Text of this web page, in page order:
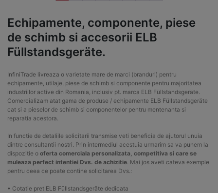
Echipamente, componente, piese
de schimb si accesorii ELB
Füllstandsgeräte.
InfiniTrade livreaza o varietate mare de marci (branduri) pentru
echipamente, utilaje, piese de schimb si componente pentru majoritatea
industriilor active din Romania, inclusiv pt. marca ELB Füllstandsgeräte.
Comercializam atat gama de produse / echipamente ELB Füllstandsgeräte
cat si a pieselor de schimb si componentelor pentru mentenanta si
reparatia acestora.
In functie de detaliile solicitarii transmise veti beneficia de ajutorul unuia
dintre consultantii nostri. Prin intermediul acestuia urmarim sa va punem la
dispozitie o oferta comerciala personalizata, competitiva si care se
muleaza perfect intentiei Dvs. de achizitie. Mai jos aveti cateva exemple
pentru ceea ce poate contine solicitarea Dvs.:
• Cotatie pret ELB Füllstandsgeräte dedicata